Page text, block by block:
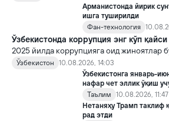
акциясида эса қисқа вақт ичида 100
Арманистонда йирик
ишга туширилди
Фан-технология
Ўзбекистонда коррупция энг кўп
2025 йилда коррупцияга оид жиноятлар
шахс жиноий жавобгарликка тортилган.
етказилган зарар 2,9 триллион сўмдан
Ўзбекистон
10.08.2026, 14:03
Ўзбекистонга январь-
нафар чет эллик ўқиш
Таълим
10.08.2026, 11:47
Нетаняҳу Трамп таклиф
рад этди